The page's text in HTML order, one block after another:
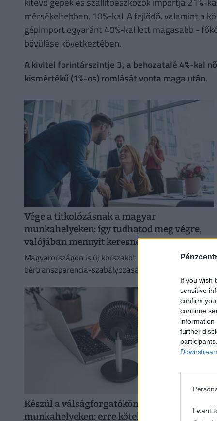
If you wish
sensitive
confirm
continue
information
further
I want
mérsékeltebben, 10%-kal. A fejlődő, valamint a
gépimport egyaránt 40%-kal lett magasabb -
bővülése következtében.
A kivitel forintárszintje 3, a behozatalé 4%-kal
kismértékű (1%-os) romlását vonta maga után.
Vége a titkolózásnak a magyar
munkahelyeken: így tudhatod meg végre,
valójában mennyit keresnek a többiek
Magyarországon is új korszakot hoz az Európai Unió
bértranszparencia-szabályozása, amely minden
eddiginél átláthatóbbá teszi a vállalati javadalmazást:
Készül a válságforgatókönyv a magyar
munkahelyeken: erre kötelezhetik a